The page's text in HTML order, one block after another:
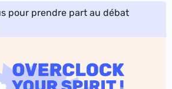
pour prendre part au débat